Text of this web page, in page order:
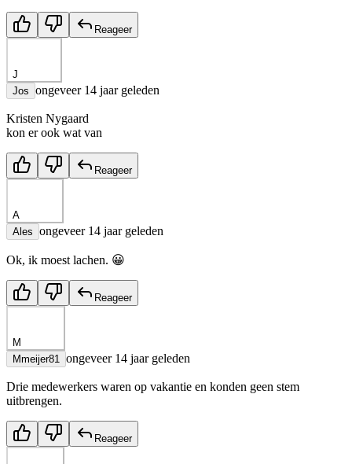
Reageer
J
Jos ongeveer 14 jaar geleden
Kristen Nygaard
kon er ook wat van
Reageer
A
Ales ongeveer 14 jaar geleden
Ok, ik moest lachen. 😀
Reageer
M
Mmeijer81 ongeveer 14 jaar geleden
Drie medewerkers waren op vakantie en konden geen stem
uitbrengen.
Reageer